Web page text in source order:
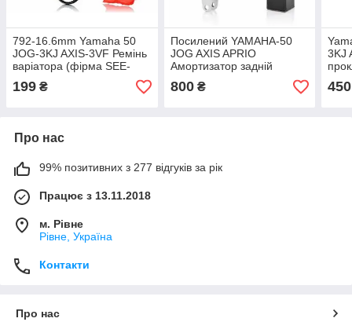
792-16.6mm Yamaha 50
JOG-3KJ AXIS-3VF Ремінь
варіатора (фірма SEE-
SHENGE) Оригінал
Тайвань
199 ₴
Посилений YAMAHA-50
JOG AXIS APRIO
Амортизатор задній
червоний 250 mm фірма
KIYOSHI Оригінал
800₴
3KJ
450
Про нас
99% позитивних з 277 відгуків за рік
Працює з 13.11.2018
м. Рівне
Рівне, Україна
Контакти
Про нас